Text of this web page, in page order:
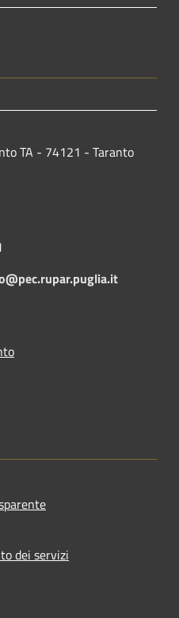
TA - 74121 - Taranto
dei servizi